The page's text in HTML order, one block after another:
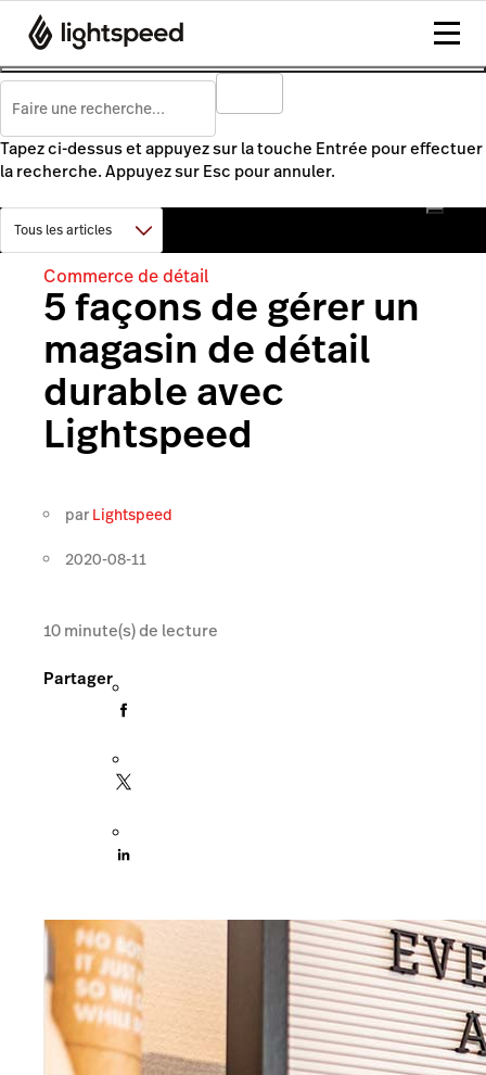
Tapez ci-dessus et appuyez sur la touche Entrée pour effectuer
la recherche. Appuyez sur Esc pour annuler.
Commerce de détail
5 façons de gérer un
magasin de détail
durable avec
Lightspeed
par Lightspeed
2020-08-11
10minute(s) de lecture
Partager